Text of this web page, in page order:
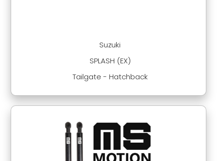
Suzuki
SPLASH (EX)
Tailgate - Hatchback